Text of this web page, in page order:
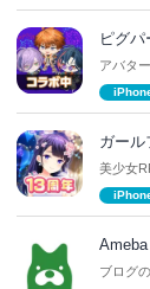
ピグ
アバタ
ガール
美少女
Ameba
ブログ